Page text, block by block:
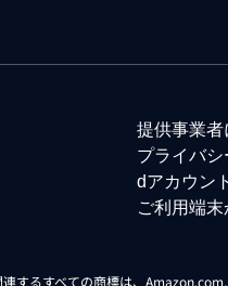
提供事業
プライバ
dアカウン
ご利用端
するすべての商標は、Amazon.com,